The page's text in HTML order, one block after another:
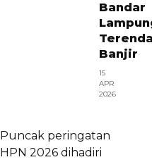
Bandar
Banjir
15
APR
2026
Puncak peringatan
HPN 2026 dihadiri